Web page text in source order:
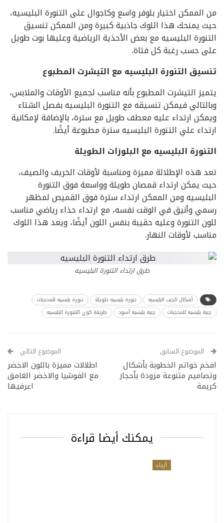
من الممكن اختيار بلوفر واسع وكاجوال على التنورة البليسيه،
حيث يمنحك هذا اللوك جاذبية كبيرة ومن الممكن تنسيق
التنورة البليسيه مع بعض الأحذية الرياضية وعليها بوت طويل
على حسب رغبة كل فتاة.
تنسيق التنورة البليسيه مع التيشرت المطبوع
يتميز التيشرت المطبوع بأنه مناسب لجميع الأوقات والملابس،
وبالتالي فيمكن تنسيقه مع التنورة البليسيه بفصل الشتاء
ويمكن ارتداء عليه معطف طويل مع سترة، بالإضافة لإمكانية
ارتداء علي التنورة البليسيه سترة مطبوعة أيضًا.
التنورة البليسيه مع البلوزات الطويلة
تعد هذه الإطلالة مميزة ومناسبة لأوقات الخريف والصيف،
حيث يمكن ارتداء قمصان طويلة وواسعة فوق التنورة
البليسيه ومن الممكن ارتداء سترة فوق القميص لمظهر
رسمي وأنيق في الوقت نفسه، مع ارتداء حذاء رياضي مناسب
للون التنورة وعليه حقيبة بنفس اللون أيضًا، ويعد هذا اللوك
مناسب لأوقات النهار.
طرق ارتداء التنورة البليسيه
أشكال الجيب البليسيه تنورة بليسيه طويلة
تنورة بليسيه للمحجبات
جيبة بليسيه للمحجبات
جيبه بليسيه أسود طريقة كوي التتنورة البليسيه
الموضوع السابق
افخم خواتم الخطوبة بأشكال
وتصاميم متنوعة مزودة بأحجار
كريمة
الموضوع التالي
اطلالات مميزة باللون الاخضر
مع الفوشيا والاخضر الغامق
اعرفيها
يمكنك أيضا قراءة
أزياء